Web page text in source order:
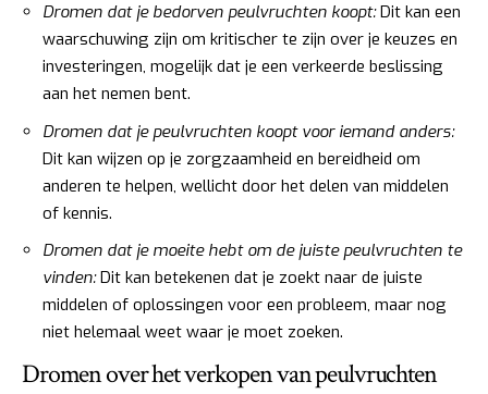
Dromen dat je bedorven peulvruchten koopt:Dit kan een
waarschuwing zijn om kritischer te zijn over je keuzes en
investeringen, mogelijk dat je een verkeerde beslissing
aan het nemen bent.
Dromen dat je peulvruchten koopt voor iemand anders:
Dit kan wijzen op je zorgzaamheid en bereidheid om
anderen te helpen, wellicht door het delen van middelen
of kennis.
Dromen dat je moeite hebt om de juiste peulvruchten te
vinden:Dit kan betekenen dat je zoekt naar de juiste
middelen of oplossingen voor een probleem, maar nog
niet helemaal weet waar je moet zoeken.
Dromen over het verkopen van peulvruchten